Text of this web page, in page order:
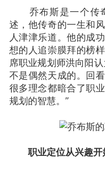
乔布斯是一个传
述，他传奇的一生和
人津津乐道。他的成
想的人追崇膜拜的榜
席职业规划师洪向阳
不是偶然天成的。回
很多理念都暗合了职
规划的智慧。”
职业定位从兴趣开